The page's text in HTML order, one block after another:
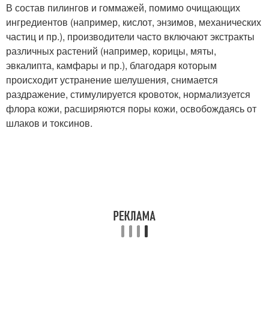
В состав пилингов и гоммажей, помимо очищающих
ингредиентов (например, кислот, энзимов, механических
частиц и пр.), производители часто включают экстракты
различных растений (например, корицы, мяты,
эвкалипта, камфары и пр.), благодаря которым
происходит устранение шелушения, снимается
раздражение, стимулируется кровоток, нормализуется
флора кожи, расширяются поры кожи, освобождаясь от
шлаков и токсинов.